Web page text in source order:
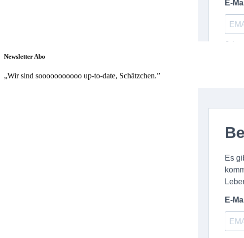
Newsletter Abo
„Wir sind sooooooooooo up-to-date, Schätzchen.”